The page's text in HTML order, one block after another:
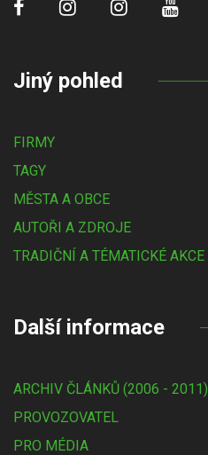
Jiný pohled
FIRMY
TAGY
MĚSTA A OBCE
AUTOŘI A ZDROJE
TRADIČNÍ A TÉMATICKÉ AKCE
Další informace
ARCHIV ČLÁNKŮ (2006 - 2011)
PROVOZOVATEL
PRO MÉDIA